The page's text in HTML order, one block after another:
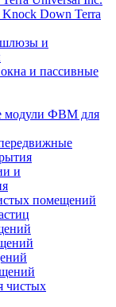
Down Terra
и
и пассивные
модули ФВМ для
и
помещений
чистых